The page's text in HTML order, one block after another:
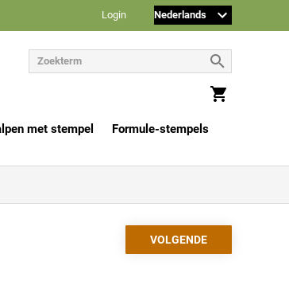
Login
met stempel
Formule-stempels